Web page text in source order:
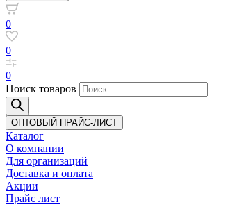
0
0
0
Поиск товаров
ОПТОВЫЙ ПРАЙС-ЛИСТ
Каталог
О компании
Для организаций
Доставка и оплата
Акции
Прайс лист